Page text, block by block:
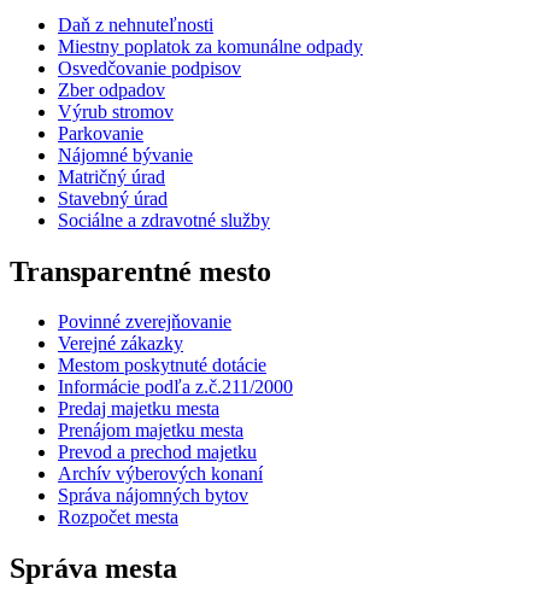
Daň z nehnuteľnosti
Miestny poplatok za komunálne odpady
Osvedčovanie podpisov
Zber odpadov
Výrub stromov
Parkovanie
Nájomné bývanie
Matričný úrad
Stavebný úrad
Sociálne a zdravotné služby
Transparentné mesto
Povinné zverejňovanie
Verejné zákazky
Mestom poskytnuté dotácie
Informácie podľa z.č.211/2000
Predaj majetku mesta
Prenájom majetku mesta
Prevod a prechod majetku
Archív výberových konaní
Správa nájomných bytov
Rozpočet mesta
Správa mesta